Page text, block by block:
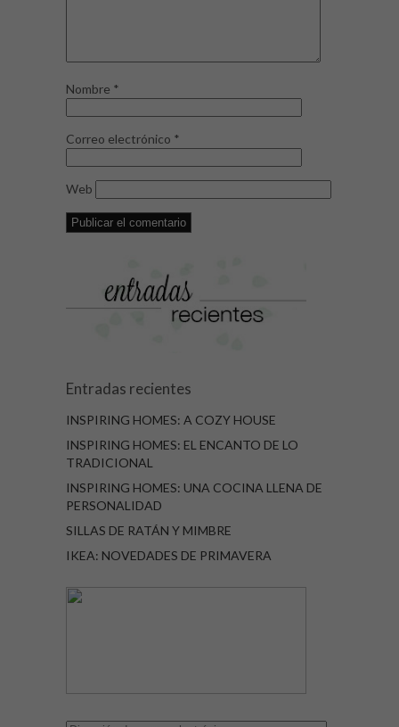
Nombre *
Correo electrónico *
Web
Entradas recientes
INSPIRING HOMES: A COZY HOUSE
INSPIRING HOMES: EL ENCANTO DE LO
TRADICIONAL
INSPIRING HOMES: UNA COCINA LLENA DE
PERSONALIDAD
SILLAS DE RATÁN Y MIMBRE
IKEA: NOVEDADES DE PRIMAVERA